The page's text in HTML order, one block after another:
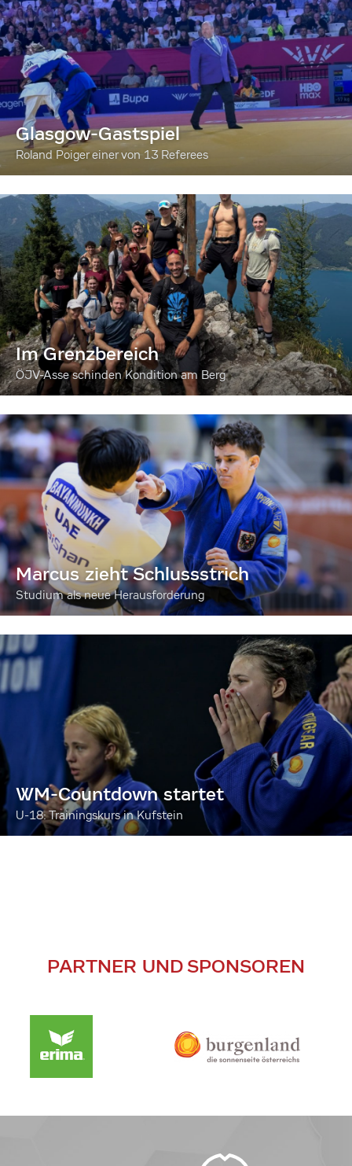
Glasgow-Gastspiel
Roland Poiger einer von 13 Referees
Im Grenzbereich
ÖJV-Asse schinden Kondition am Berg
Marcus zieht Schlussstrich
Studium als neue Herausforderung
WM-Countdown startet
U-18: Trainingskurs in Kufstein
PARTNER UND SPONSOREN